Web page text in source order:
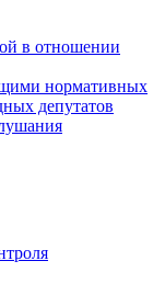
в отношении
нормативных
депутатов